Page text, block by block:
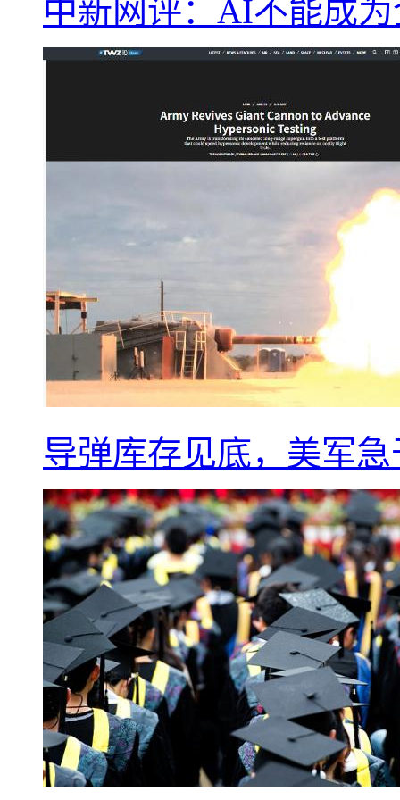
中新网评：AI不能成
导弹库存见底，美军